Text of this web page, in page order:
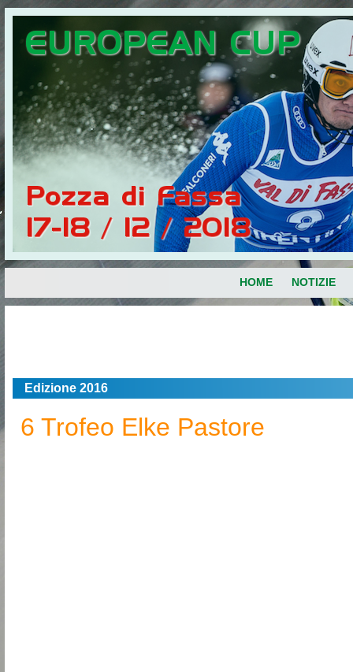
HOME NOTIZIE
Edizione 2016
6 Trofeo Elke Pastore